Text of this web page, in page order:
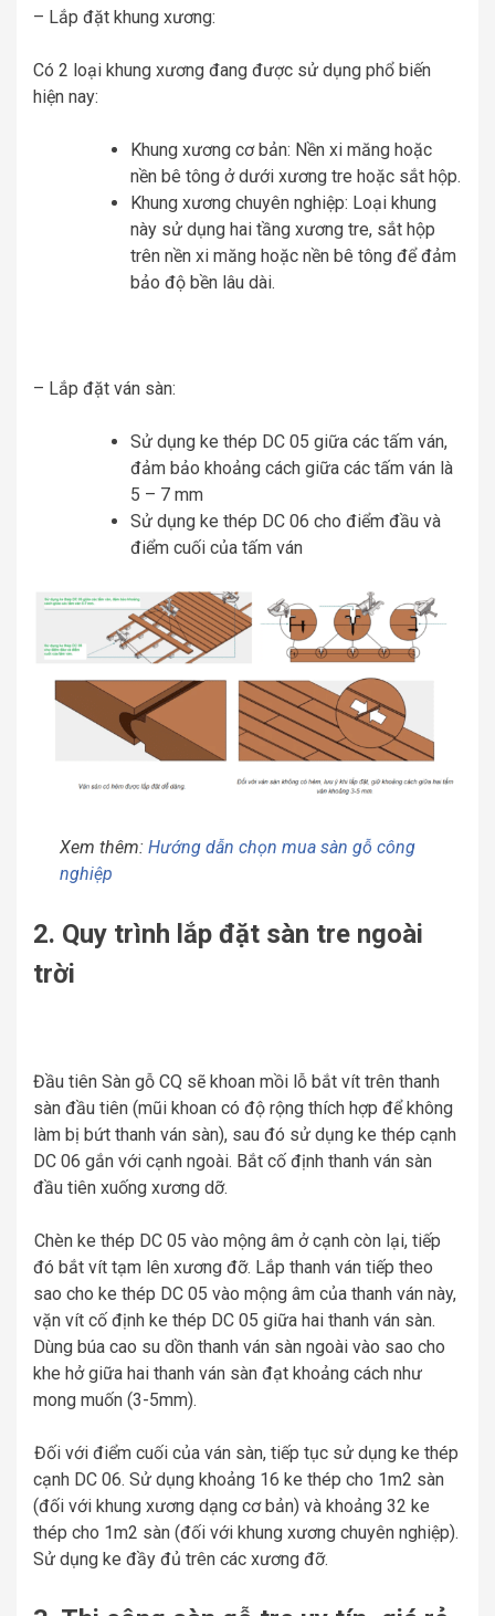
– Lắp đặt khung xương:
Có 2 loại khung xương đang được sử dụng phổ biến
hiện nay:
Khung xương cơ bản: Nền xi măng hoặc
nền bê tông ở dưới xương tre hoặc sắt hộp.
Khung xương chuyên nghiệp: Loại khung
này sử dụng hai tầng xương tre, sắt hộp
trên nền xi măng hoặc nền bê tông để đảm
bảo độ bền lâu dài.
– Lắp đặt ván sàn:
Sử dụng ke thép DC 05 giữa các tấm ván,
đảm bảo khoảng cách giữa các tấm ván là
5 – 7 mm
Sử dụng ke thép DC 06 cho điểm đầu và
điểm cuối của tấm ván
Xem thêm: Hướng dẫn chọn mua sàn gỗ công
nghiệp
2. Quy trình lắp đặt sàn tre ngoài
trời
Đầu tiên Sàn gỗ CQ sẽ khoan mồi lỗ bắt vít trên thanh
sàn đầu tiên (mũi khoan có độ rộng thích hợp để không
làm bị bứt thanh ván sàn), sau đó sử dụng ke thép cạnh
DC 06 gắn với cạnh ngoài. Bắt cố định thanh ván sàn
đầu tiên xuống xương dỡ.
Chèn ke thép DC 05 vào mộng âm ở cạnh còn lại, tiếp
đó bắt vít tạm lên xương đỡ. Lắp thanh ván tiếp theo
sao cho ke thép DC 05 vào mộng âm của thanh ván này,
vặn vít cố định ke thép DC 05 giữa hai thanh ván sàn.
Dùng búa cao su dồn thanh ván sàn ngoài vào sao cho
khe hở giữa hai thanh ván sàn đạt khoảng cách như
mong muốn (3-5mm).
Đối với điểm cuối của ván sàn, tiếp tục sử dụng ke thép
cạnh DC 06. Sử dụng khoảng 16 ke thép cho 1m2 sàn
(đối với khung xương dạng cơ bản) và khoảng 32 ke
thép cho 1m2 sàn (đối với khung xương chuyên nghiệp).
Sử dụng ke đầy đủ trên các xương đỡ.